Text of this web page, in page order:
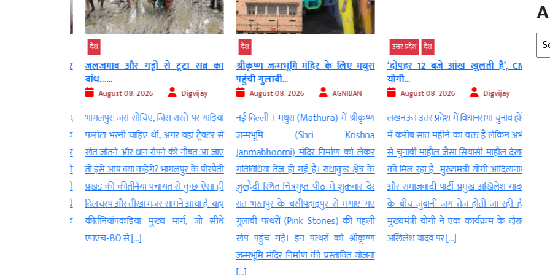
जलजमाव और गड्ढों से टूटा सब्र का
बांध…...
August 08, 2026 Digvijay
भागलपुर: जरा सोचिए, जिस रास्ते पर गाड़ियां
फर्राटा भरनी चाहिए थीं, अगर वहां ट्रैक्टर से
खेत जोतने और धान रोपने की नौबत आ जाए
तो इसे आप क्या कहेंगे? भागलपुर के पीरपैंती
प्रखंड की कीर्तनिया पंचायत से कुछ ऐसा ही
दिलचस्प और तीखा मंजर सामने आया है. यहां
कीर्तनियांपकड़िया मुख्य मार्ग, जो सीधे
एनएच-80 से […]
श्रीकृष्ण जन्मभूमि मंदिर के लिए मथुरा
पहुंची गुलाबी...
August 08, 2026 AGNIBAN
नई दिल्ली । मथुरा (Mathura) में श्रीकृष्ण
जन्मभूमि (Shri Krishna
Janmabhoomi) मंदिर निर्माण को लेकर
गतिविधियां तेज हो गई हैं। राधाकुंड क्षेत्र के
जुल्हैंदी स्थित चित्रगुप्त पीठ में शुक्रवार देर
रात भरतपुर के बंसीपहाड़पुर से मंगाए गए
गुलाबी पत्थरों (Pink Stones) की पहली
खेप पहुंच गई। इन पत्थरों को श्रीकृष्ण
जन्मभूमि मंदिर निर्माण की प्रस्तावित योजना
उत्तर प्रदेश देश
‘दोपहर 12 बजे आंख खुलती है’, CM
योगी...
August 08, 2026 Digvijay
लखनऊ। उत्तर प्रदेश में विधानसभा चुनाव होने
में करीब सात महीने का वक्त है लेकिन अभी
से चुनावी माहौल जैसा सियासी माहौल देखने
को मिल रहा है। मुख्यमंत्री योगी आदित्यनाथ
और समाजवादी पार्टी प्रमुख अखिलेश यादव
के बीच जुबानी जंग तेज होती जा रही है।
मुख्यमंत्री योगी ने एक कार्यक्रम के दौरान
अखिलेश यादव पर […]